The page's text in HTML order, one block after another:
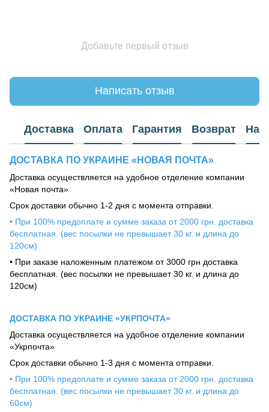
Добавьте первый отзыв
Написать отзыв
Доставка Оплата Гарантия Возврат
ДОСТАВКА ПО УКРАИНЕ «НОВАЯ ПОЧТА»
Доставка осуществляется на удобное отделение компании
«Новая почта»
Срок доставки обычно 1-2 дня с момента отправки.
• При 100% предоплате и сумме заказа от 2000 грн. доставка
бесплатная. (вес посылки не превышает 30 кг. и длина до
120см)
• При заказе наложенным платежом от 3000 грн доставка
бесплатная. (вес посылки не превышает 30 кг. и длина до
120см)
ДОСТАВКА ПО УКРАИНЕ «УКРПОЧТА»
Доставка осуществляется на удобное отделение компании
«Укрпочта»
Срок доставки обычно 1-3 дня с момента отправки.
• При 100% предоплате и сумме заказа от 2000 грн. доставка
бесплатная. (вес посылки не превышает 30 кг. и длина до
60см)